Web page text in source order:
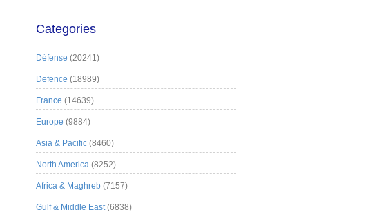
Categories
Défense (20241)
Defence (18989)
France (14639)
Europe (9884)
Asia & Pacific (8460)
North America (8252)
Africa & Maghreb (7157)
Gulf & Middle East(6838)